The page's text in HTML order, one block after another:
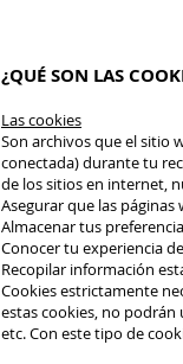
¿QUÉ SON LAS
Las cookies
Son archivos que el sitio
conectada) durante tu
de los sitios en internet,
Asegurar que las
Almacenar tus
Conocer tu experiencia
Recopilar información
Cookies estrictamente
estas cookies, no podrán
etc. Con este tipo de